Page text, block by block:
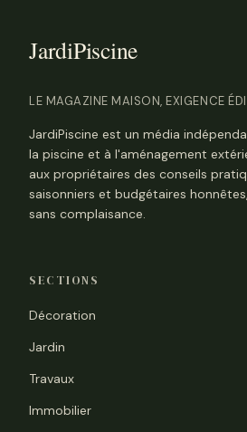
LE MAGAZINE MAISON, EXIGENCE
JardiPiscine est un média
la piscine et à l'aménagement
aux propriétaires des conseils
saisonniers et budgétaires
sans complaisance.
SECTIONS
Décoration
Jardin
Travaux
Immobilier